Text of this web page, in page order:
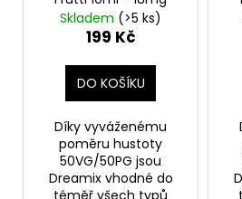
Skladem (>5 ks)
199 Kč
DO KOŠÍKU
Díky vyváženému
poměru hustoty
50VG/50PG jsou
Dreamix vhodné do